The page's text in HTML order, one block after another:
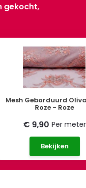
gekocht,
Mesh Geborduurd
Roze - Roze
€ 9,90 Per meter
Bekijken